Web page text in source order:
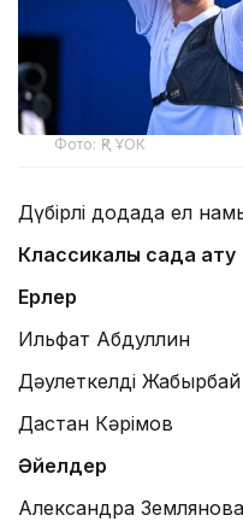
Фото: ҚР ҰОК
Дүбірлі додада ел
Классикалық садақ ату
Ерлер
Ильфат Абдуллин
Дәулеткелді Жаңбырбай
Дастан Кәрімов
Әйелдер
Александра Землянова